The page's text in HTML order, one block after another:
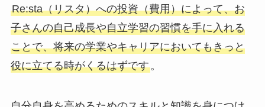
Re:sta（リスタ）への投資（費用）によって、お
子さんの自己成長や自立学習の習慣を手に入れる
ことで、将来の学業やキャリアにおいてもきっと
役に立てる時がくるはずです。